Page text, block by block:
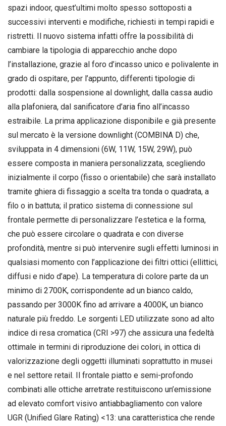
spazi indoor, quest’ultimi molto spesso sottoposti a
successivi interventi e modifiche, richiesti in tempi rapidi e
ristretti. Il nuovo sistema infatti offre la possibilità di
cambiare la tipologia di apparecchio anche dopo
l’installazione, grazie al foro d’incasso unico e polivalente in
grado di ospitare, per l’appunto, differenti tipologie di
prodotti: dalla sospensione al downlight, dalla cassa audio
alla plafoniera, dal sanificatore d’aria fino all’incasso
estraibile. La prima applicazione disponibile e già presente
sul mercato è la versione downlight (COMBINA D) che,
sviluppata in 4 dimensioni (6W, 11W, 15W, 29W), può
essere composta in maniera personalizzata, scegliendo
inizialmente il corpo (fisso o orientabile) che sarà installato
tramite ghiera di fissaggio a scelta tra tonda o quadrata, a
filo o in battuta; il pratico sistema di connessione sul
frontale permette di personalizzare l’estetica e la forma,
che può essere circolare o quadrata e con diverse
profondità, mentre si può intervenire sugli effetti luminosi in
qualsiasi momento con l’applicazione dei filtri ottici (ellittici,
diffusi e nido d’ape). La temperatura di colore parte da un
minimo di 2700K, corrispondente ad un bianco caldo,
passando per 3000K fino ad arrivare a 4000K, un bianco
naturale più freddo. Le sorgenti LED utilizzate sono ad alto
indice di resa cromatica (CRI >97) che assicura una fedeltà
ottimale in termini di riproduzione dei colori, in ottica di
valorizzazione degli oggetti illuminati soprattutto in musei
e nel settore retail. Il frontale piatto e semi-profondo
combinati alle ottiche arretrate restituiscono un’emissione
ad elevato comfort visivo antiabbagliamento con valore
UGR (Unified Glare Rating) <13: una caratteristica che rende